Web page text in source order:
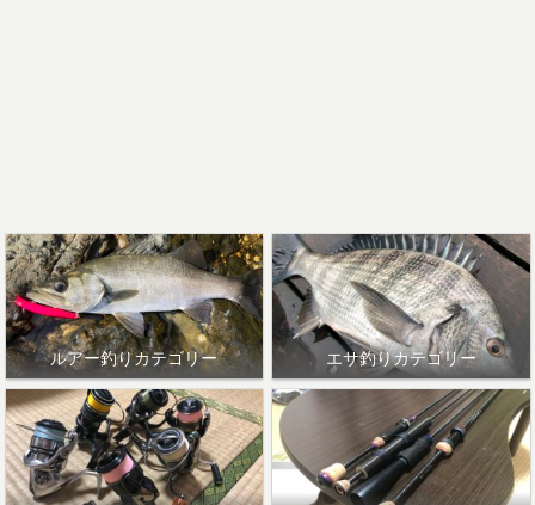
ルアー釣りカテゴリー エサ釣りカテゴリー